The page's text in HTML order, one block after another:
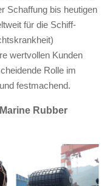
Schaffung bis heutigen
für die Schiff-
wertvollen Kunden
Rolle im
festmachend.
Rubber